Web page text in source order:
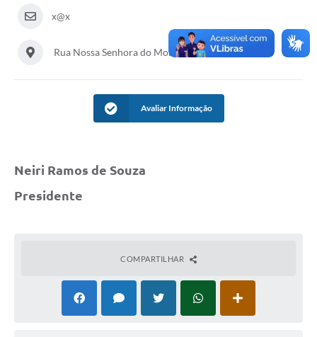
x@x
Rua Nossa Senhora do Monte Serrat, 133, Centro
Avaliar Informação
Neiri Ramos de Souza
Presidente
COMPARTILHAR